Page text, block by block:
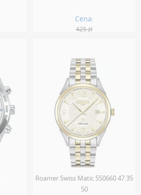
Cena:
425 zł
Roamer Swiss Matic 550660 47 35
50